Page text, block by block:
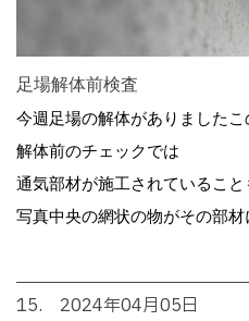
足場解体前検査
今週足場の解体がありましたこ
解体前のチェックでは
通気部材が施工されていること
写真中央の網状の物がその部材
15. 2024年04月05日